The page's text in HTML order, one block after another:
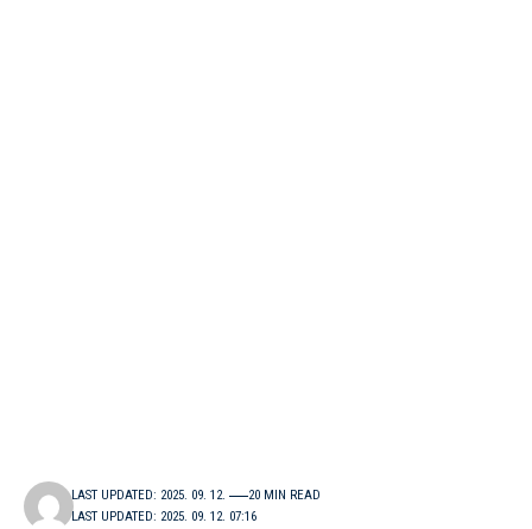
LAST UPDATED: 2025. 09. 12. 07:16
LAST UPDATED: 2025. 09. 12. 20 MIN READ